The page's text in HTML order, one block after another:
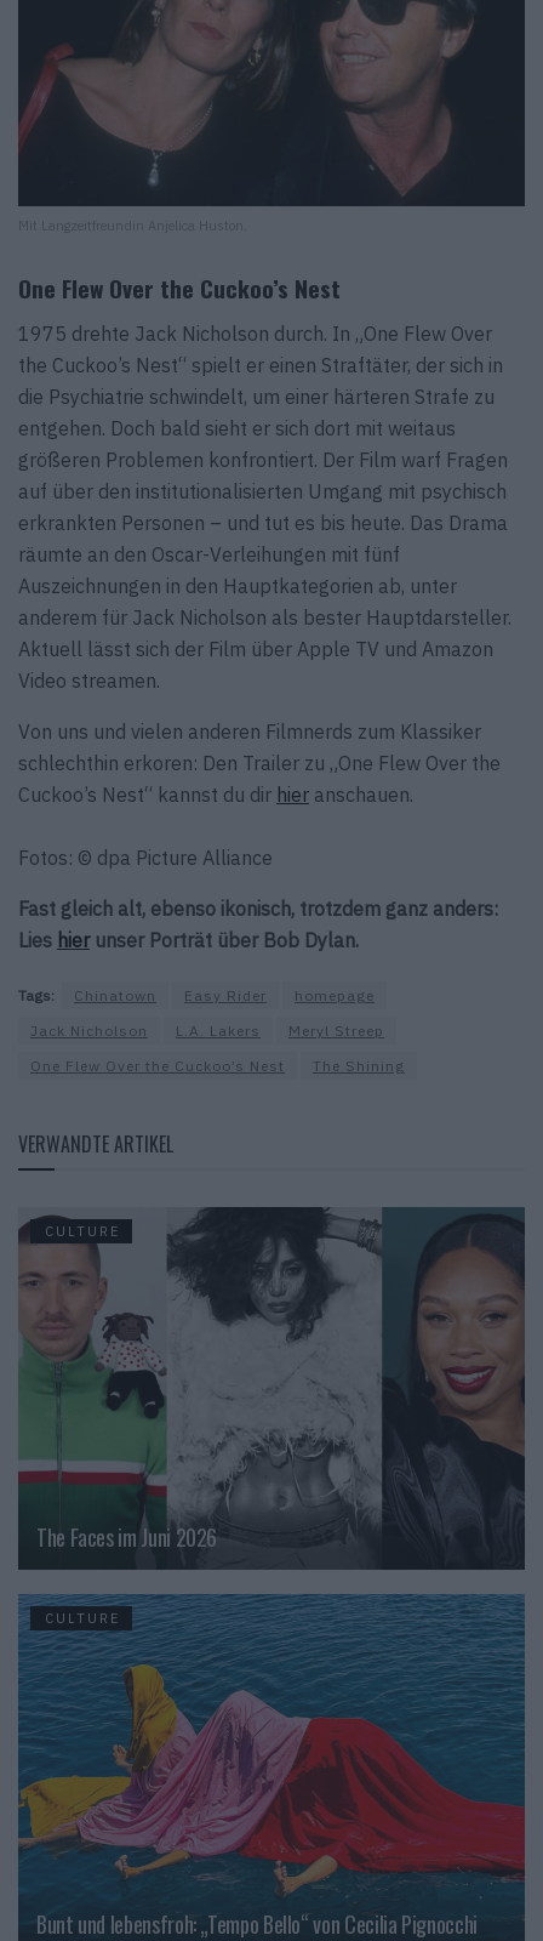
Mit Langzeitfreundin Anjelica Huston.
One Flew Over the Cuckoo’s Nest
1975 drehte Jack Nicholson durch. In „One Flew Over
the Cuckoo’s Nest“ spielt er einen Straftäter, der sich in
die Psychiatrie schwindelt, um einer härteren Strafe zu
entgehen. Doch bald sieht er sich dort mit weitaus
größeren Problemen konfrontiert. Der Film warf Fragen
auf über den institutionalisierten Umgang mit psychisch
erkrankten Personen – und tut es bis heute. Das Drama
räumte an den Oscar-Verleihungen mit fünf
Auszeichnungen in den Hauptkategorien ab, unter
anderem für Jack Nicholson als bester Hauptdarsteller.
Aktuell lässt sich der Film über Apple TV und Amazon
Video streamen.
Von uns und vielen anderen Filmnerds zum Klassiker
schlechthin erkoren: Den Trailer zu „One Flew Over the
Cuckoo’s Nest“ kannst du dir hier anschauen.
Fotos: © dpa Picture Alliance
Fast gleich alt, ebenso ikonisch, trotzdem ganz anders:
Lies hierunser Porträt über Bob Dylan.
Tags: Chinatown Easy Rider
homepage
Jack Nicholson
L.A. Lakers
Meryl Streep
One Flew Over the Cuckoo’s Nest
The Shining
VERWANDTE ARTIKEL
CULTURE
The Faces im Juni 2026
CULTURE
Bunt und lebensfroh: „Tempo Bello“ von Cecilia Pignocchi